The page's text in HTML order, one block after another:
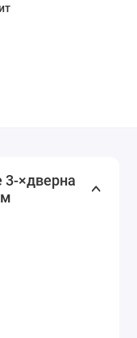
3-×дверна